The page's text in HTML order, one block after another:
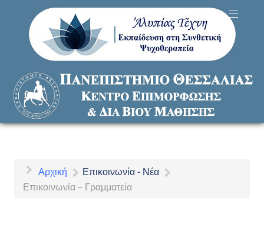
Αρχική
Επικοινωνία - Νέα
Επικοινωνία – Γραμματεία